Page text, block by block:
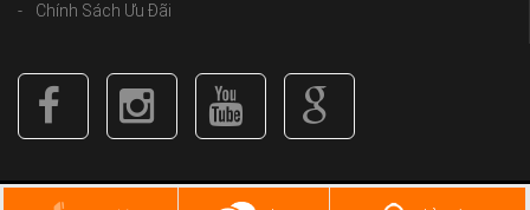
Chính Sách Ưu Đãi